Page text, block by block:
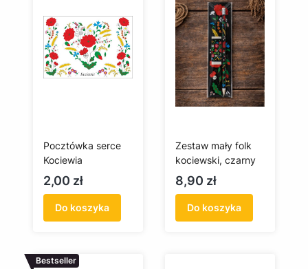
Pocztówka serce
Kociewia
Cena
2,00 zł
Do koszyka
Zestaw mały folk
kociewski, czarny
Cena
8,90 zł
Do koszyka
Bestseller